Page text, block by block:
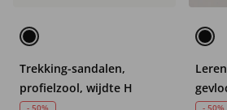
Trekking-sandalen,
profielzool, wijdte H
- 50% - 50%